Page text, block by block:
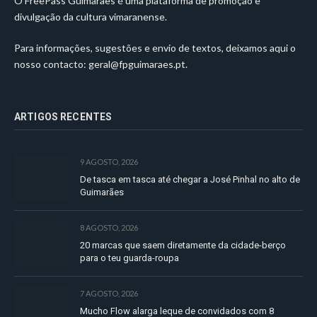
divulgação da cultura vimaranense.
Para informações, sugestões e envio de textos, deixamos aqui o
nosso contacto: geral@fpguimaraes.pt.
ARTIGOS RECENTES
9 AGOSTO, 2026
De tasca em tasca até chegar a José Pinhal no alto de
Guimarães
8 AGOSTO, 2026
20 marcas que saem diretamente da cidade-berço
para o teu guarda-roupa
7 AGOSTO, 2026
Mucho Flow alarga leque de convidados com 8